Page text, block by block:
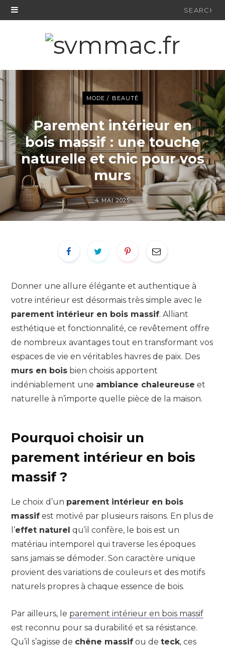
Search
MODE / BEAUTÉ
Parement intérieur en
bois massif : une touche
naturelle et chic pour vos
murs
4 MAI 2025
Donner une allure élégante et authentique à
votre intérieur est désormais très simple avec le
parement intérieur en bois massif. Alliant
esthétique et fonctionnalité, ce revêtement offre
de nombreux avantages tout en transformant vos
espaces de vie en véritables havres de paix. Des
murs en bois bien choisis apportent
indéniablement une ambiance chaleureuse et
naturelle à n’importe quelle pièce de la maison.
Pourquoi choisir un
parement intérieur en bois
massif ?
Le choix d’un parement intérieur en bois
massif est motivé par plusieurs raisons. En plus de
l’effet naturel qu’il confère, le bois est un
matériau intemporel qui traverse les époques
sans jamais se démoder. Son caractère unique
provient des variations de couleurs et des motifs
naturels propres à chaque essence de bois.
Par ailleurs, le parement intérieur en bois massif
est reconnu pour sa durabilité et sa résistance.
Qu’il s’agisse de chêne massif ou de teck, ces